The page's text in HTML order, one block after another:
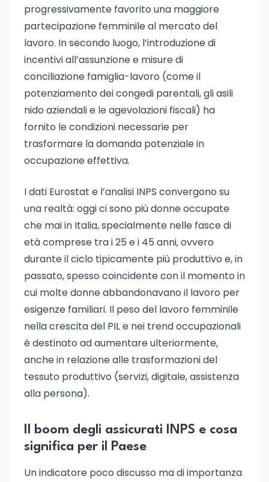
progressivamente favorito una maggiore
partecipazione femminile al mercato del
lavoro. In secondo luogo, l’introduzione di
incentivi all’assunzione e misure di
conciliazione famiglia-lavoro (come il
potenziamento dei congedi parentali, gli asili
nido aziendali e le agevolazioni fiscali) ha
fornito le condizioni necessarie per
trasformare la domanda potenziale in
occupazione effettiva.
I dati Eurostat e l’analisi INPS convergono su
una realtà: oggi ci sono più donne occupate
che mai in Italia, specialmente nelle fasce di
età comprese tra i 25 e i 45 anni, ovvero
durante il ciclo tipicamente più produttivo e, in
passato, spesso coincidente con il momento in
cui molte donne abbandonavano il lavoro per
esigenze familiari. Il peso del lavoro femminile
nella crescita del PIL e nei trend occupazionali
è destinato ad aumentare ulteriormente,
anche in relazione alle trasformazioni del
tessuto produttivo (servizi, digitale, assistenza
alla persona).
Il boom degli assicurati INPS e cosa
significa per il Paese
Un indicatore poco discusso ma di importanza